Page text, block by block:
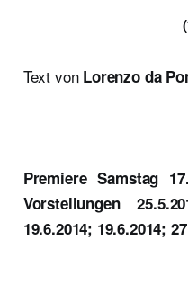
Text vonLorenzo da
Premiere Samstag
Vorstellungen
19.6.2014; 19.6.2014;